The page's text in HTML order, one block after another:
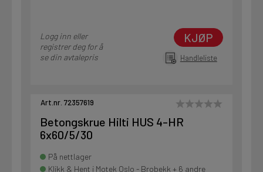
Logg inn eller
registrer deg for å
se din avtalepris
KJØP
Handleliste
Art.nr. 72357619
Betongskrue Hilti HUS 4-HR
6x60/5/30
På nettlager
Klikk & Hent i Motek Oslo - Brobekk + 6 andre